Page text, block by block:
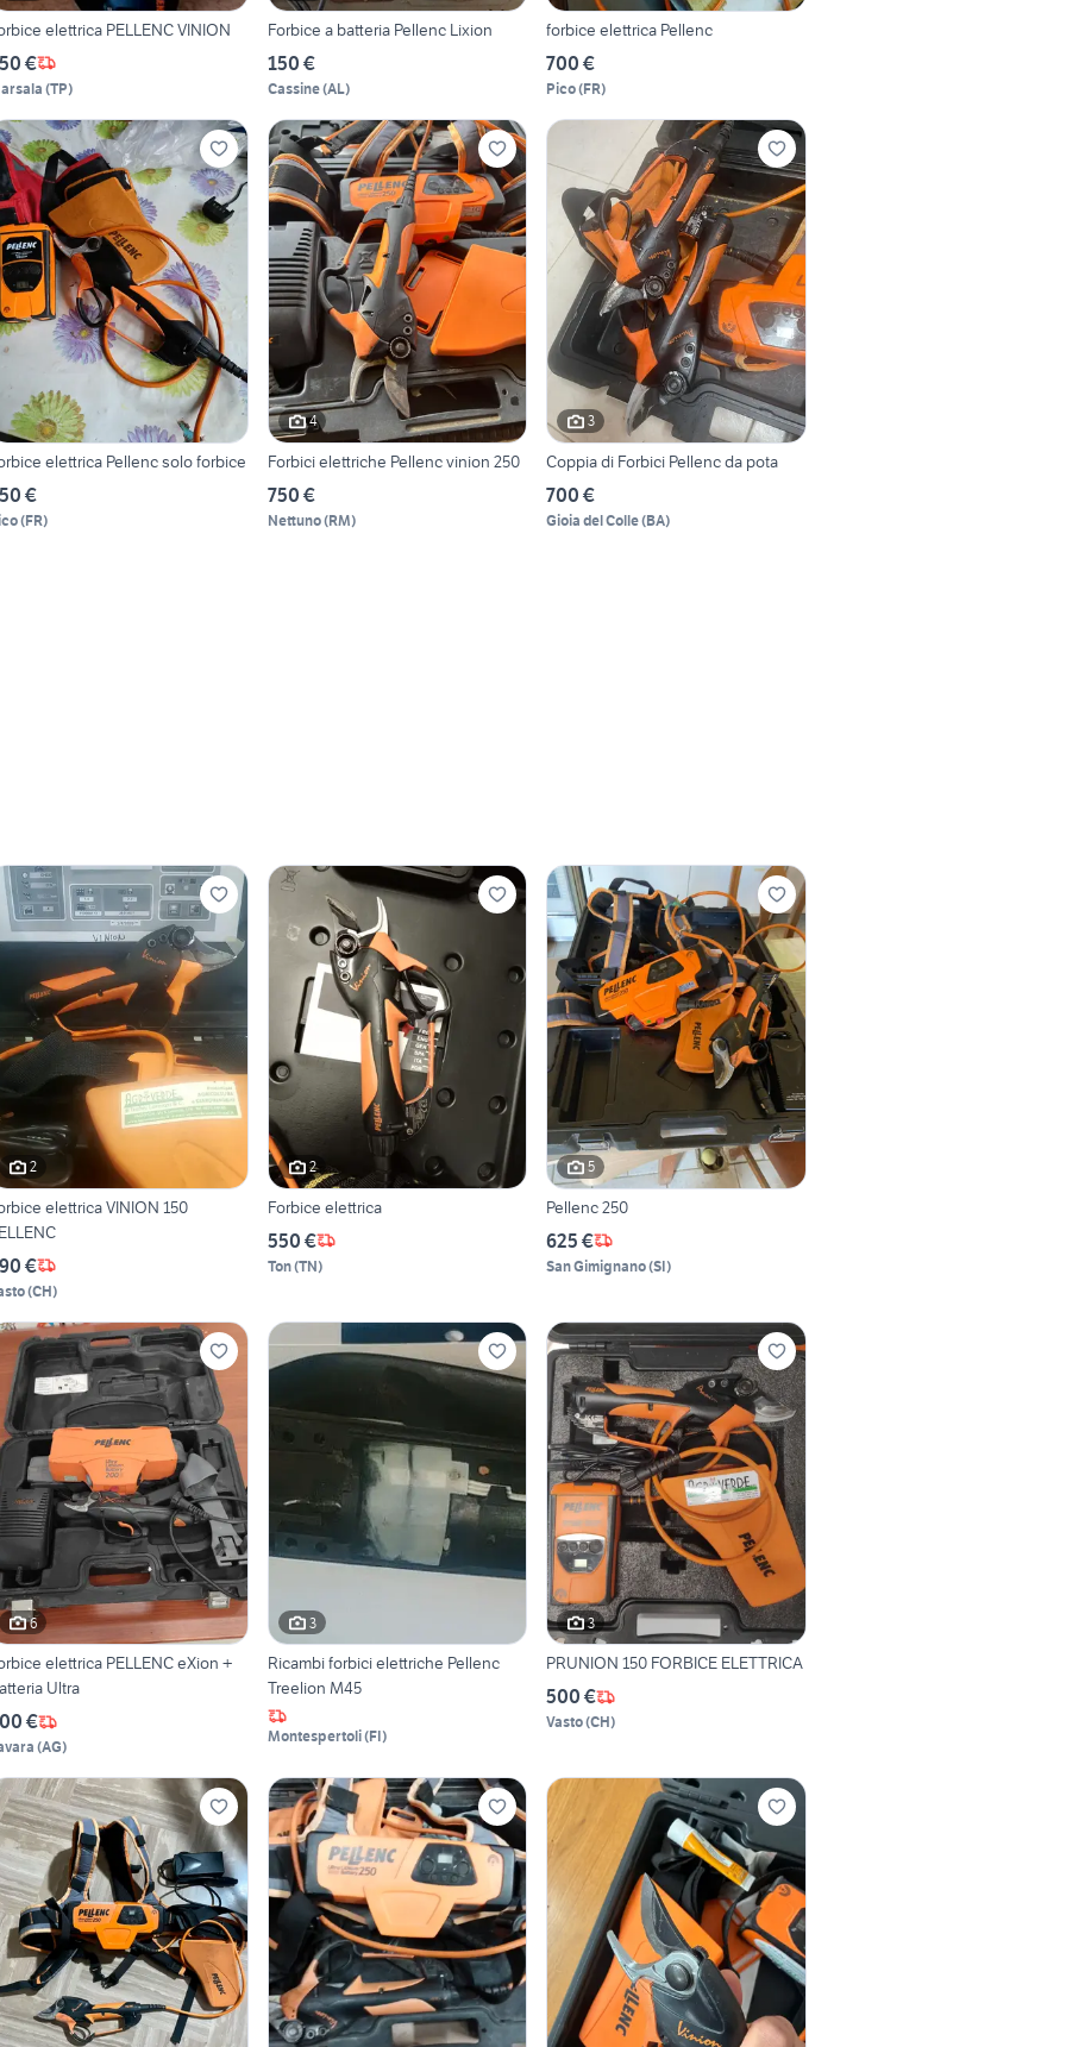
elettrica PELLENC VINION
€
(TP)
Forbice a batteria Pellenc Lixion
150 €
Cassine(AL)
forbice elettrica Pellenc
700 €
Pico(FR)
elettrica Pellenc solo forbice
€
(FR)
4
Forbici elettriche Pellenc vinion 250
750 €
Nettuno(RM)
3
Coppia di Forbici Pellenc da pota
700 €
Gioia del Colle(BA)
2
elettrica VINION 150
€
(CH)
2
Forbice elettrica
550 €
Ton(TN)
5
Pellenc 250
625 €
San Gimignano(SI)
6
elettrica PELLENC eXion +
Ultra
€
(AG)
3
Ricambi forbici elettriche Pellenc
Treelion M45
Montespertoli(FI)
3
PRUNION 150 FORBICE ELETTRICA
500 €
Vasto(CH)